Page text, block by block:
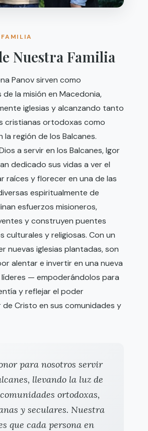
Nuestra Familia
Panov sirven como
la misión en Macedonia,
iglesias y alcanzando tanto
cristianas ortodoxas como
la región de los Balcanes.
a servir en los Balcanes, Igor
dedicado sus vidas a ver el
raíces y florecer en una de las
espiritualmente de
esfuerzos misioneros,
y construyen puentes
culturales y religiosas. Con un
nuevas iglesias plantadas, son
alentar e invertir en una nueva
— empoderándolos para
y reflejar el poder
Cristo en sus comunidades y
para nosotros servir
llevando la luz de
ortodoxas,
y seculares. Nuestra
que cada persona en